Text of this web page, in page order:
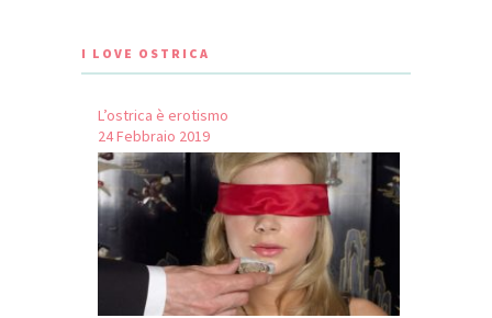
I LOVE OSTRICA
L’ostrica è erotismo
24 Febbraio 2019